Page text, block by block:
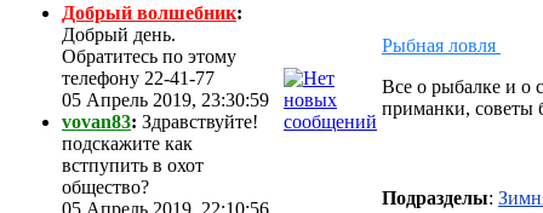
Добрый волшебник:
Добрый день.
Обратитесь по этому
телефону 22-41-77
05 Апрель 2019, 23:30:59
vovan83: Здравствуйте!
подскажите как
встпупить в охот
общество?
05 Апрель 2019, 22:10:56
Рыбная ловля
Все о рыбалке и о
приманки, советы
Подразделы: